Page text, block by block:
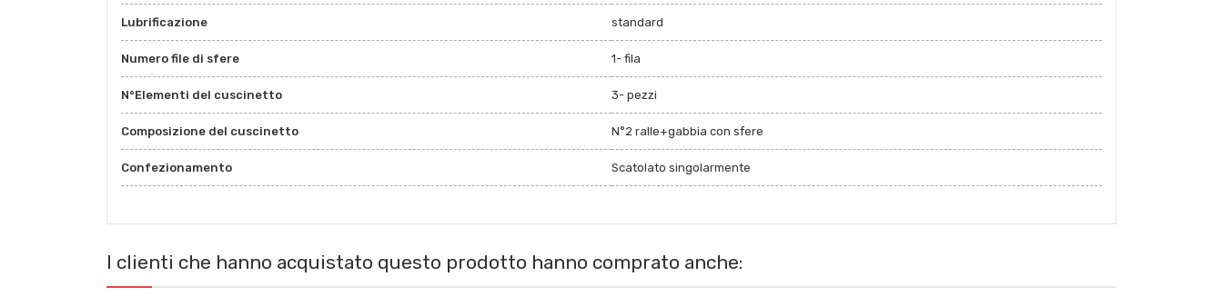
Lubrificazione standard
Numero file di sfere 1- fila
N°Elementi del cuscinetto 3- pezzi
Composizione del cuscinetto N°2 ralle+gabbia con sfere
Confezionamento Scatolato singolarmente
I clienti che hanno acquistato questo prodotto hanno comprato anche: